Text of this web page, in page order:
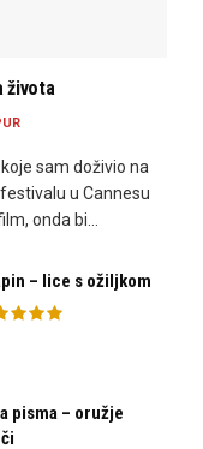
života
sam doživio na
u Cannesu
onda bi...
– lice s ožiljkom
pisma – oružje